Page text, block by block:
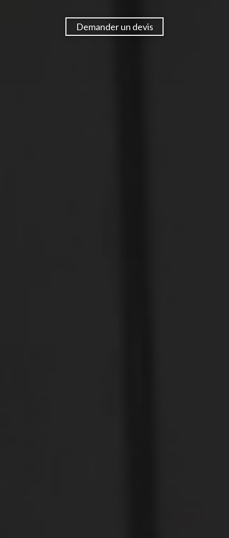
Demander un devis